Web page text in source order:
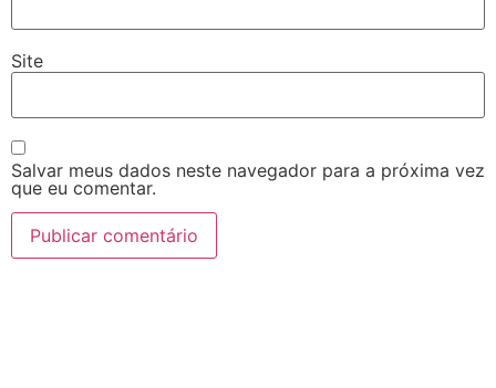
Site
Salvar meus dados neste navegador para a próxima vez
que eu comentar.